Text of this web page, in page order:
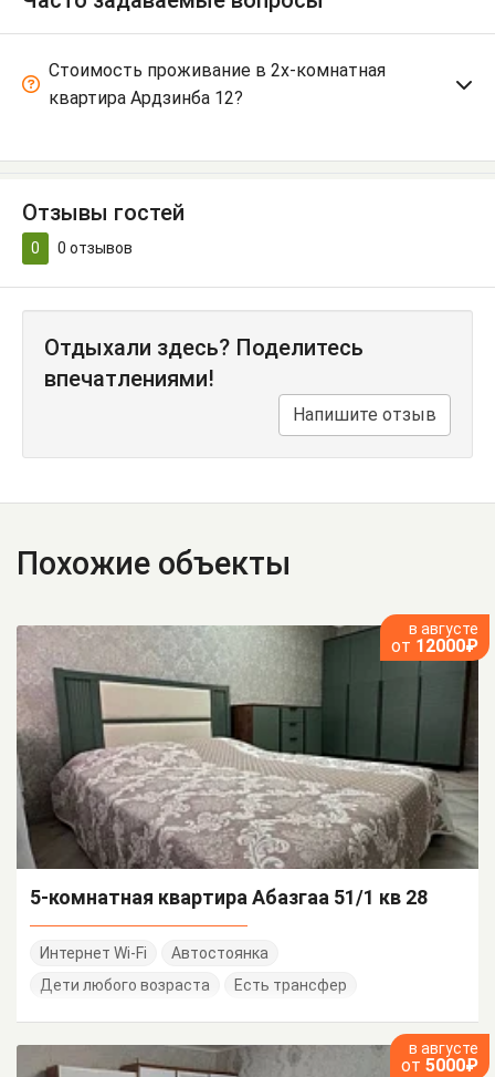
Стоимость проживание в 2х-комнатная
квартира Ардзинба 12?
Отзывы гостей
0 0 отзывов
Отдыхали здесь? Поделитесь
впечатлениями!
Напишите отзыв
Похожие объекты
в августе
от 12000₽
5-комнатная квартира Абазгаа 51/1 кв 28
Интернет Wi-Fi
Автостоянка
Дети любого возраста
Есть трансфер
в августе
от 5000₽